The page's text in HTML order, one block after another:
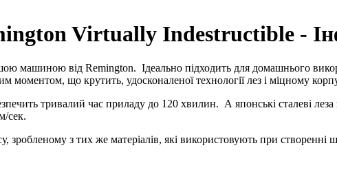
Virtually Indestructible -
машиною від Remington. Ідеально підходить для домашнього
моментом, що крутить, удосконаленої технології лез і міцному
тривалий час приладу до 120 хвилин. А японські сталеві
сек.
зробленому з тих же матеріалів, які використовують при